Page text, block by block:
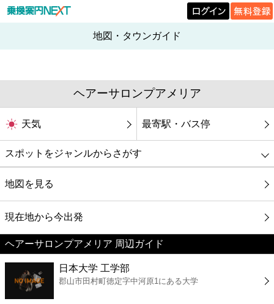
地図・タウンガイド
ヘアーサロンプアメリア
天気 最寄駅・バス停
スポットをジャンルからさがす
グルメ
映画
美容
コンビニ
地図を見る
現在地から今出発
ヘアーサロンプアメリア 周辺ガイド
日本大学 工学部
郡山市田村町徳定字中河原1にある大学